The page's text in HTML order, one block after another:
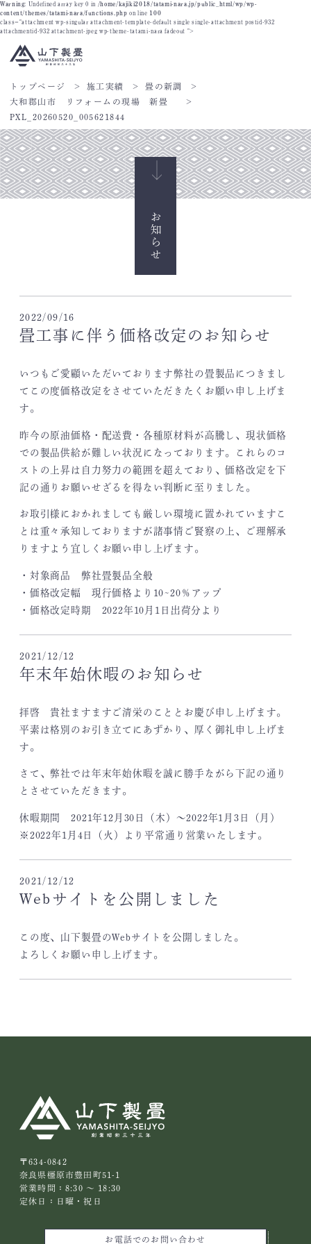
Warning: Undefined array key 0 in /home/kajiki2018/tatami-nara.jp/public_html/wp/wp-
content/themes/tatami-nara/functions.php on line 100
class="attachment wp-singular attachment-template-default single single-attachment postid-932
attachmentid-932 attachment-jpeg wp-theme-tatami-nara fadeout ">
トップページ 施工実績
畳の新調
大和郡山市 リフォームの現場 新畳
PXL_20260520_005621844
お知らせ
2022/09/16
畳工事に伴う価格改定のお知らせ
いつもご愛顧いただいております弊社の畳製品につきまし
てこの度価格改定をさせていただきたくお願い申し上げま
す。
昨今の原油価格・配送費・各種原材料が高騰し、現状価格
での製品供給が難しい状況になっております。これらのコ
ストの上昇は自力努力の範囲を超えており、価格改定を下
記の通りお願いせざるを得ない判断に至りました。
お取引様におかれましても厳しい環境に置かれていますこ
とは重々承知しておりますが諸事情ご賢察の上、ご理解承
りますよう宜しくお願い申し上げます。
・対象商品 弊社畳製品全般
・価格改定幅 現行価格より10~20％アップ
・価格改定時期 2022年10月1日出荷分より
2021/12/12
年末年始休暇のお知らせ
拝啓 貴社ますますご清栄のこととお慶び申し上げます。
平素は格別のお引き立てにあずかり、厚く御礼申し上げま
す。
さて、弊社では年末年始休暇を誠に勝手ながら下記の通り
とさせていただきます。
休暇期間 2021年12月30日（木）～2022年1月3日（月）
※2022年1月4日（火）より平常通り営業いたします。
2021/12/12
Webサイトを公開しました
この度、山下製畳のWebサイトを公開しました。
よろしくお願い申し上げます。
〒634-0842
奈良県橿原市豊田町51-1
営業時間：8:30 ～ 18:30
定休日：日曜・祝日
お電話でのお問い合わせ